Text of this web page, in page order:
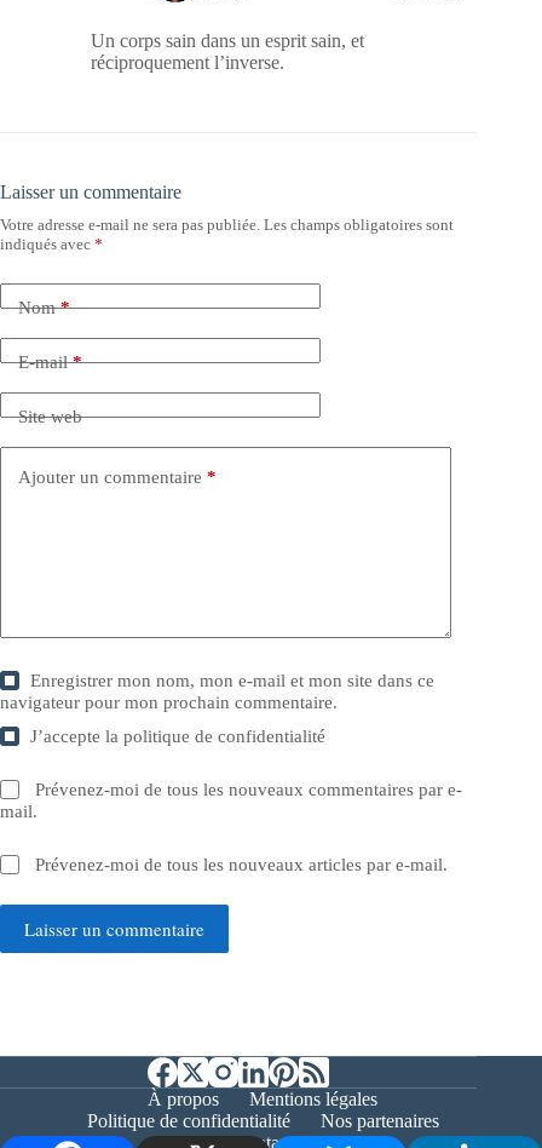
Un corps sain dans un esprit sain, et
réciproquement l’inverse.
Laisser un commentaire
Votre adresse e-mail ne sera pas publiée. Les champs obligatoires sont
indiqués avec *
Nom*
E-mail*
Site web
Ajouter un commentaire *
Enregistrer mon nom, mon e-mail et mon site dans ce
navigateur pour mon prochain commentaire.
J’accepte lapolitique de confidentialité
Prévenez-moi de tous les nouveaux commentaires par e-
mail.
Prévenez-moi de tous les nouveaux articles par e-mail.
Laisser un commentaire
À propos
Mentions légales
Politique de confidentialité
Nos partenaires
Contact